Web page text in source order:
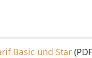
Basic und Star